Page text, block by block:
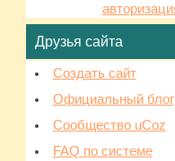
Друзья сайта
Создать сайт
Официальный блог
Сообщество uCoz
FAQ по системе